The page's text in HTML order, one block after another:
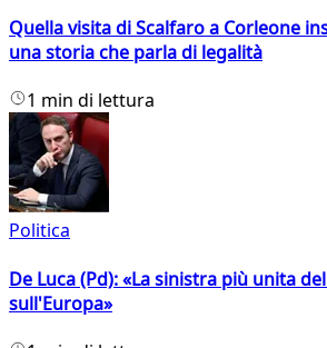
Quella visita di Scalfaro a Corleone
una storia che parla di legalità
1 min di lettura
Politica
De Luca (Pd): «La sinistra più unita
sull'Europa»